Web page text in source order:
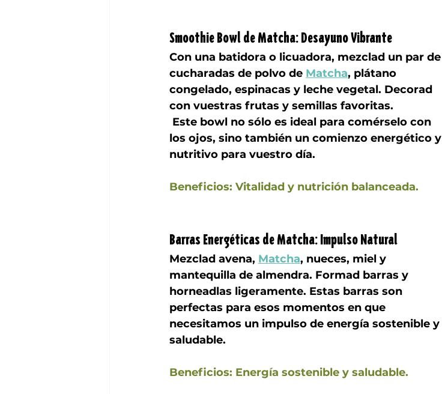
Smoothie Bowl de Matcha: Desayuno Vibrante
Con una batidora o licuadora, mezclad un par de
cucharadas de polvo de Matcha, plátano
congelado, espinacas y leche vegetal. Decorad
con vuestras frutas y semillas favoritas.
los ojos, sino también un comienzo energético y
nutritivo para vuestro día.
Beneficios: Vitalidad y nutrición balanceada.
Barras Energéticas de Matcha: Impulso Natural
Mezclad avena, Matcha, nueces, miel y
mantequilla de almendra. Formad barras y
horneadlas ligeramente. Estas barras son
perfectas para esos momentos en que
necesitamos un impulso de energía sostenible y
saludable.
Beneficios: Energía sostenible y saludable.